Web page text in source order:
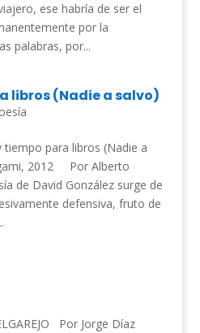
ese habría de ser el
por la
palabras, por...
libros (Nadie a salvo)
tiempo para libros (Nadie a
2012 Por Alberto
de David González surge de
defensiva, fruto de
Por Jorge Díaz